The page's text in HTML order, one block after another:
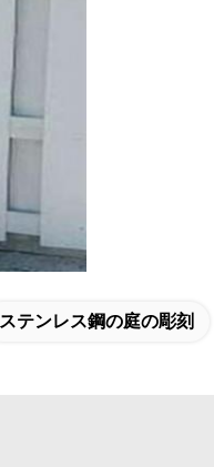
ステンレス鋼の庭の彫刻